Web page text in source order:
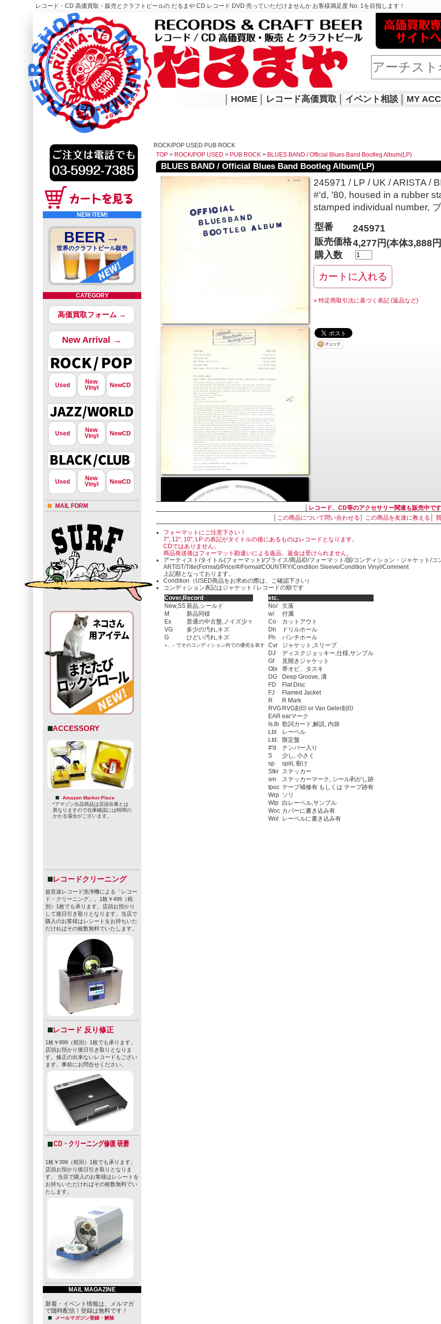
レコード・CD 高価買取・販売とクラフトビールの だるまや CD レコード DVD 売っていただけませんか お客様満足度 No. 1を目指します！
レコード高価買取はこちら
HOME
HOME レコード高価買取 イベント相談 MY
NEW ITEM!
BEER→
世界のクラフトビール販売
CATEGORY
高価買取フォーム →
New Arrival →
Used
New
Vinyl
NewCD
Used
New
Vinyl
NewCD
Used
New
Vinyl
NewCD
MAIL FORM
ACCESSORY
Amazon Market Place
*アマゾン出品商品は店頭在庫とは
異なりますので在庫確認には時間の
かかる場合がございます。
レコードクリーニング
超音波レコード洗浄機による「レコー
ド・クリーニング」。1枚￥499（税
別）1枚でも承ります。店頭お預かり
して後日引き取りとなります。当店で
購入のお客様はレシートをお持ちいた
だければその枚数無料でいたします。
レコード 反り修正
1枚￥899（税別）1枚でも承ります。
店頭お預かり後日引き取りとなりま
す。修正の出来ないレコードもござい
ます。事前にお問合せください。
CD・クリーニング修復 研磨
1枚￥399（税別）1枚でも承ります。
店頭お預かり後日引き取りとなりま
す。 当店で購入のお客様はレシートを
お持ちいただければその枚数無料でい
たします。
MAIL MAGAZINE
新着・イベント情報は、メルマガ
で随時配信！登録は無料です！
メールマガジン登録・解除
ROCK/POP USED PUB ROCK
TOP > ROCK/POP USED > PUB ROCK > BLUES BAND / Official Blues Band Bootleg Album(LP)
BLUES BAND / Official Blues Band Bootleg Album(LP)
245971 / LP / UK / ARISTA /
#'d, '80, housed in a rubber
stamped individual number,
型番
245971
販売価格4,277円(本体3,888
購入数
» 特定商取引法に基づく表記 (返品など)
レコード、CD等のアクセサリー関連も販売中です
この商品について問い合わせる この商品を友達に教える
フォーマットにご注意下さい！
7", 12", 10", LP の表記がタイトルの後にあるものはレコードとなります。
CDではありません。
商品発送後はフォーマット勘違いによる返品、返金は受けられません。
アーティスト/タイトル(フォーマット)/プライス/商品ID/フォーマット/国/コンディション・ジャケット/コ
ARTIST/Title(Format)/Price/#/Format/COUNTRY/Condition Sleeve/Condition Vinyl/Comment
上記順となっております。
Condition（USED商品をお求めの際は、ご確認下さい）
コンディション表記はジャケット / レコードの順です
Cover,Record
New,SS新品,シールド
M
新品同様
Ex
普通の中古盤,ノイズ少々
VG
多少の汚れ,キズ
G
ひどい汚れ,キズ
＋, －でそのコンディション内での優劣を表す
etc.
No/
欠落
w/
付属
Co
カットアウト
Dh
ドリルホール
Ph
パンチホール
Cvr
ジャケット,スリーブ
DJ
ディスクジョッキー,仕様,サンプル
Gf
見開きジャケット
Obi
帯オビ、タスキ
DG
Deep Groove, 溝
FD
Flat Disc
FJ
Flamed Jacket
R
R Mark
RVG RVG刻印 or Van Geler刻印
EAR earマーク
Is,Ib 歌詞カード,解説, 内袋
Lbl
レーベル
Ltd.
限定盤
#'d
ナンバー入り
S
少し, 小さく
sp
split, 裂け
Stkr ステッカー
sm
ステッカーマーク, シール剥がし跡
tpoc テープ補修有 もしくは テープ跡有
Wrp ソリ
Wlp 白レーベル,サンプル
Woc カバーに書き込み有
Wol
レーベルに書き込み有